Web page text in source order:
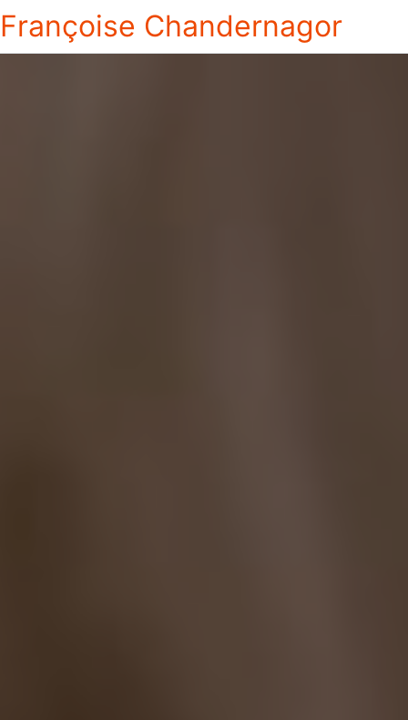
Françoise Chandernagor